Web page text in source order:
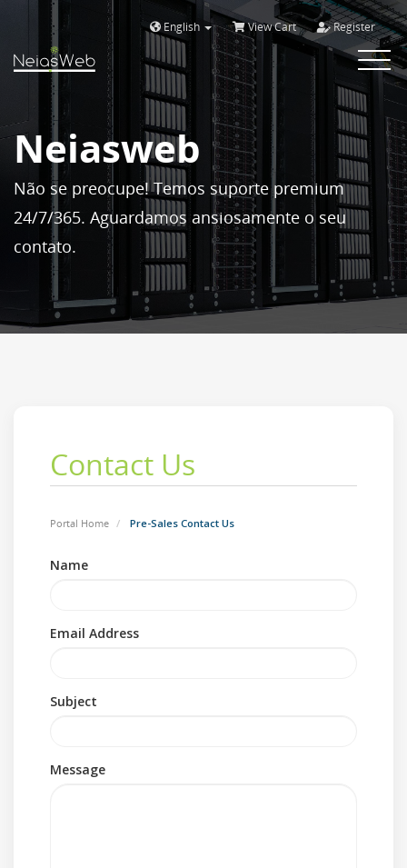
English View Cart Register
Toggle
Neiasweb
Não se preocupe! Temos suporte premium
24/7/365. Aguardamos ansiosamente o seu
contato.
Contact Us
Portal Home Pre-Sales Contact Us
Name
Email Address
Subject
Message